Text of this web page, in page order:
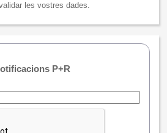
les vostres dades.
P+R